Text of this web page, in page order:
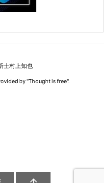
士村上知也
by "Thought is free".